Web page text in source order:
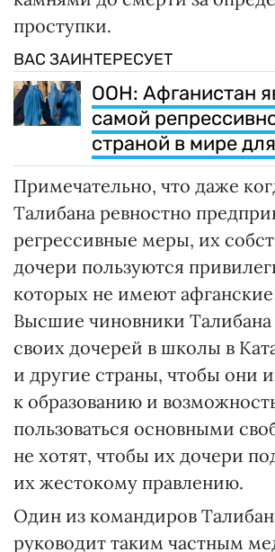
проступки.
ВАС ЗАИНТЕРЕСУЕТ
ООН: Афганистан
самой
страной в мире
Примечательно, что даже
Талибана ревностно
регрессивные меры, их
дочери пользуются
которых не имеют
Высшие чиновники Талибана
своих дочерей в школы в
и другие страны, чтобы они
к образованию и
пользоваться основными
не хотят, чтобы их дочери
их жестокому правлению.
Один из командиров
руководит таким частным